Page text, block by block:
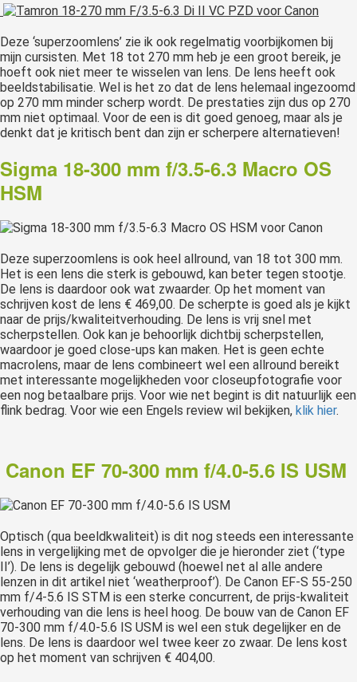
Deze ‘superzoomlens’ zie ik ook regelmatig voorbijkomen bij
mijn cursisten. Met 18 tot 270 mm heb je een groot bereik, je
hoeft ook niet meer te wisselen van lens. De lens heeft ook
beeldstabilisatie. Wel is het zo dat de lens helemaal ingezoomd
op 270 mm minder scherp wordt. De prestaties zijn dus op 270
mm niet optimaal. Voor de een is dit goed genoeg, maar als je
denkt dat je kritisch bent dan zijn er scherpere alternatieven!
Sigma 18-300 mm f/3.5-6.3 Macro OS
HSM
Deze superzoomlens is ook heel allround, van 18 tot 300 mm.
Het is een lens die sterk is gebouwd, kan beter tegen stootje.
De lens is daardoor ook wat zwaarder. Op het moment van
schrijven kost de lens € 469,00. De scherpte is goed als je kijkt
naar de prijs/kwaliteitverhouding. De lens is vrij snel met
scherpstellen. Ook kan je behoorlijk dichtbij scherpstellen,
waardoor je goed close-ups kan maken. Het is geen echte
macrolens, maar de lens combineert wel een allround bereikt
met interessante mogelijkheden voor closeupfotografie voor
een nog betaalbare prijs. Voor wie net begint is dit natuurlijk een
flink bedrag. Voor wie een Engels review wil bekijken, klik hier.
Canon EF 70-300 mm f/4.0-5.6 IS USM
Optisch (qua beeldkwaliteit) is dit nog steeds een interessante
lens in vergelijking met de opvolger die je hieronder ziet (‘type
II’). De lens is degelijk gebouwd (hoewel net al alle andere
lenzen in dit artikel niet ‘weatherproof’). De Canon EF-S 55-250
mm f/4-5.6 IS STM is een sterke concurrent, de prijs-kwaliteit
verhouding van die lens is heel hoog. De bouw van de Canon EF
70-300 mm f/4.0-5.6 IS USM is wel een stuk degelijker en de
lens. De lens is daardoor wel twee keer zo zwaar. De lens kost
op het moment van schrijven € 404,00.